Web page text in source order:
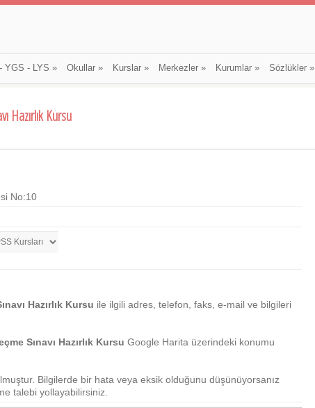
YGS - LYS » Okullar» Kurslar» Merkezler» Kurumlar» Sözlükler»
Hazırlık Kursu
No:10
Hazırlık Kursu ile ilgili adres, telefon, faks, e-mail ve bilgileri
Sınavı Hazırlık Kursu Google Harita üzerindeki konumu
Bilgilerde bir hata veya eksik olduğunu düşünüyorsanız
talebi yollayabilirsiniz.